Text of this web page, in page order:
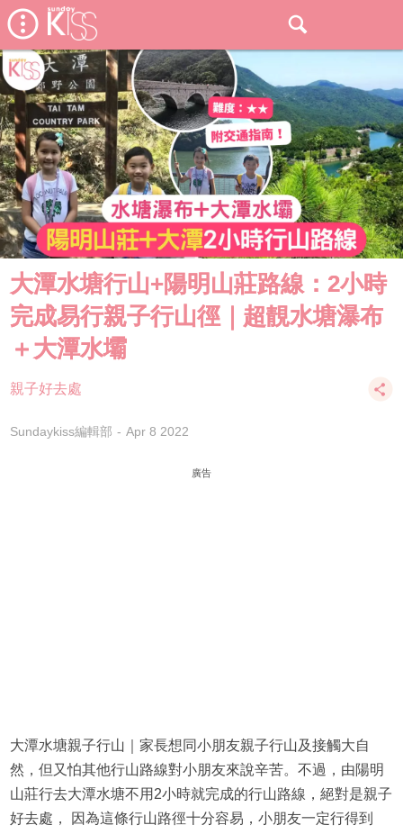
大潭水塘行山+陽明山莊路線：2小時
完成易行親子行山徑｜超靚水塘瀑布
＋大潭水壩
親子好去處
Sundaykiss編輯部 Apr 8 2022
廣告
大潭水塘親子行山｜家長想同小朋友親子行山及接觸大自
然，但又怕其他行山路線對小朋友來說辛苦。不過，由陽明
山莊行去大潭水塘不用2小時就完成的行山路線，絕對是親子
好去處， 因為這條行山路徑十分容易，小朋友一定行得到